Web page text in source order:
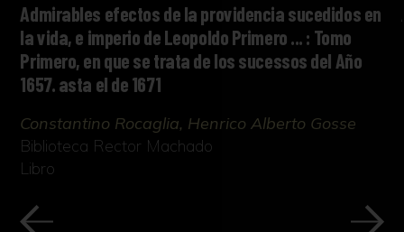
Admirables efectos de la providencia sucedidos en
la vida, e imperio de Leopoldo Primero ... : Tomo
Primero, en que se trata de los sucessos del Año
1657. asta el de 1671
Constantino Rocaglia, Henrico Alberto Gosse
Biblioteca Rector Machado
Libro